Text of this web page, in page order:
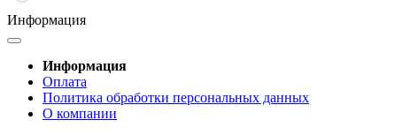
Информация
Информация
Оплата
Политика обработки персональных данных
О компании